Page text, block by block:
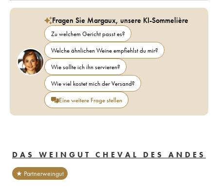
Fragen Sie Margaux, unsere KI-Sommelière
Zu welchem Gericht passt es?
Welche ähnlichen Weine empfiehlst du mir?
Wie sollte ich ihn servieren?
Wie viel kostet mich der Versand?
Eine weitere Frage stellen
DAS WEINGUT CHEVAL DES ANDES
★ Partnerweingut